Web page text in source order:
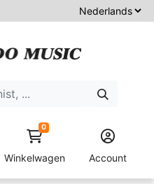
0
Winkelwagen Account